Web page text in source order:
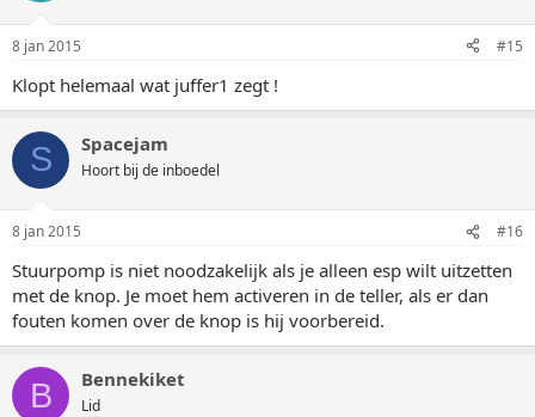
8 jan 2015 #15
Klopt helemaal wat juffer1 zegt !
S Spacejam
Hoort bij de inboedel
8 jan 2015 #16
Stuurpomp is niet noodzakelijk als je alleen esp wilt uitzetten
met de knop. Je moet hem activeren in de teller, als er dan
fouten komen over de knop is hij voorbereid.
B Bennekiket
Lid